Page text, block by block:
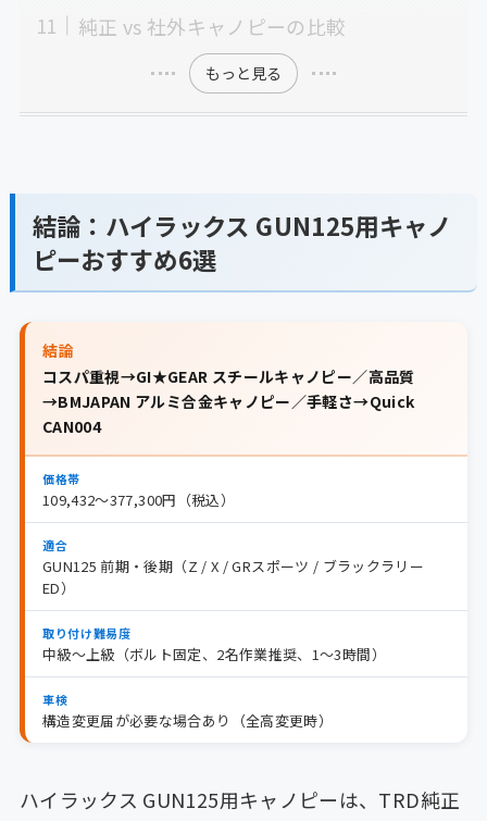
純正 vs 社外キャノピーの比較
もっと見る
結論：ハイラックス GUN125用キャノ
ピーおすすめ6選
結論
コスパ重視→GI★GEAR スチールキャノピー／高品質
→BMJAPAN アルミ合金キャノピー／手軽さ→Quick
CAN004
価格帯
109,432〜377,300円（税込）
適合
GUN125 前期・後期（Z / X / GRスポーツ / ブラックラリー
ED）
取り付け難易度
中級〜上級（ボルト固定、2名作業推奨、1〜3時間）
車検
構造変更届が必要な場合あり（全高変更時）
ハイラックス GUN125用キャノピーは、TRD純正